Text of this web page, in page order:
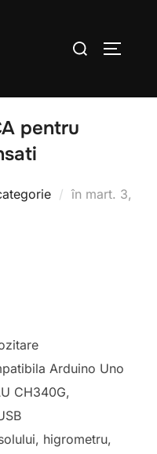
pentru
în mart. 3,
Arduino Uno
CH340G,
higrometru,